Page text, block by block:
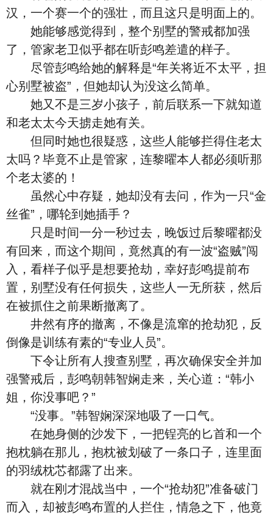
汉，一个赛一个的强壮，而且这只是明面上的。
她能够感觉得到，整个别墅的警戒都加强
了，管家老卫似乎都在听彭鸣差遣的样子。
尽管彭鸣给她的解释是“年关将近不太平，担
心别墅被盗”，但她却认为没这么简单。
她又不是三岁小孩子，前后联系一下就知道
和老太太今天掳走她有关。
但同时她也很疑惑，这些人能够拦得住老太
太吗？毕竟不止是管家，连黎曜本人都必须听那
个老太婆的！
虽然心中存疑，她却没有去问，作为一只“金
丝雀”，哪轮到她插手？
只是时间一分一秒过去，晚饭过后黎曜都没
有回来，而这个期间，竟然真的有一波“盗贼”闯
入，看样子似乎是想要抢劫，幸好彭鸣提前布
置，别墅没有任何损失，这些人一无所获，然后
在被抓住之前果断撤离了。
井然有序的撤离，不像是流窜的抢劫犯，反
倒像是训练有素的“专业人员”。
下令让所有人搜查别墅，再次确保安全并加
强警戒后，彭鸣朝韩智娴走来，关心道：“韩小
姐，你没事吧？”
“没事。”韩智娴深深地吸了一口气。
在她身侧的沙发下，一把锃亮的匕首和一个
抱枕躺在那儿，抱枕被划破了一条口子，连里面
的羽绒枕芯都露了出来。
就在刚才混战当中，一个“抢劫犯”准备破门
而入，却被彭鸣布置的人拦住，情急之下，他竟